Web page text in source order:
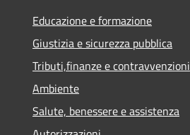
Educazione e formazione
Giustizia e sicurezza pubblica
Tributi,finanze e contravvenzioni
Ambiente
Salute, benessere e assistenza